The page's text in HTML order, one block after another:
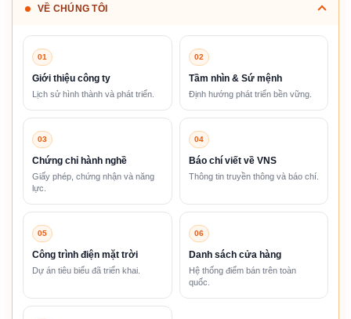
VỀ CHÚNG TÔI
01
Giới thiệu công ty
Lịch sử hình thành và phát triển.
02
Tầm nhìn & Sứ mệnh
Định hướng phát triển bền vững.
03
Chứng chỉ hành nghề
Giấy phép, chứng nhận và năng
lực.
04
Báo chí viết về VNS
Thông tin truyền thông và báo chí.
05
Công trình điện mặt trời
Dự án tiêu biểu đã triển khai.
06
Danh sách cửa hàng
Hệ thống điểm bán trên toàn
quốc.